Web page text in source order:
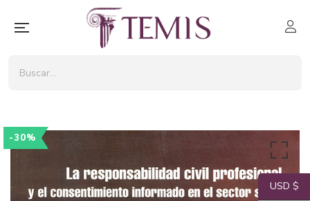
-30%
USD $